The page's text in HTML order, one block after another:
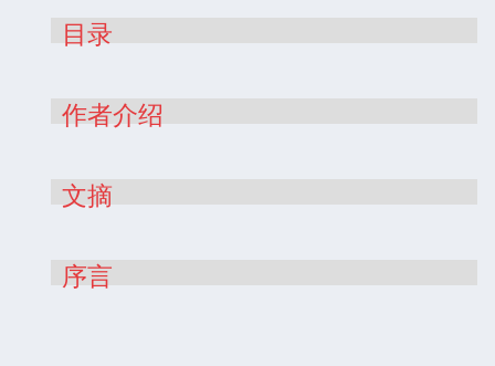
目录
作者介绍
文摘
序言